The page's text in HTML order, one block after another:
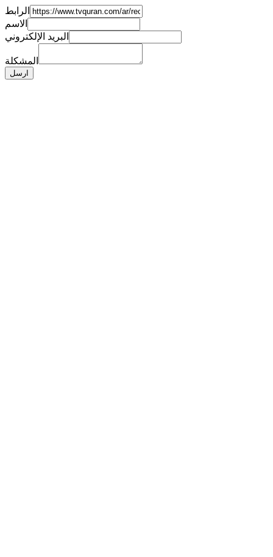
الرابط
الاسم
البريد الإلكتروني
المشكلة
ارسل